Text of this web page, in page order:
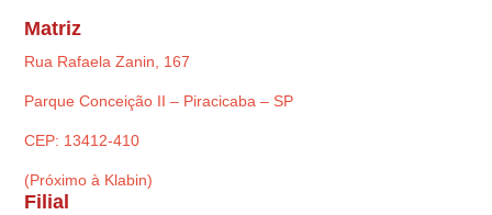
Matriz
Rua Rafaela Zanin, 167
Parque Conceição II – Piracicaba – SP
CEP: 13412-410
(Próximo à Klabin)
Filial